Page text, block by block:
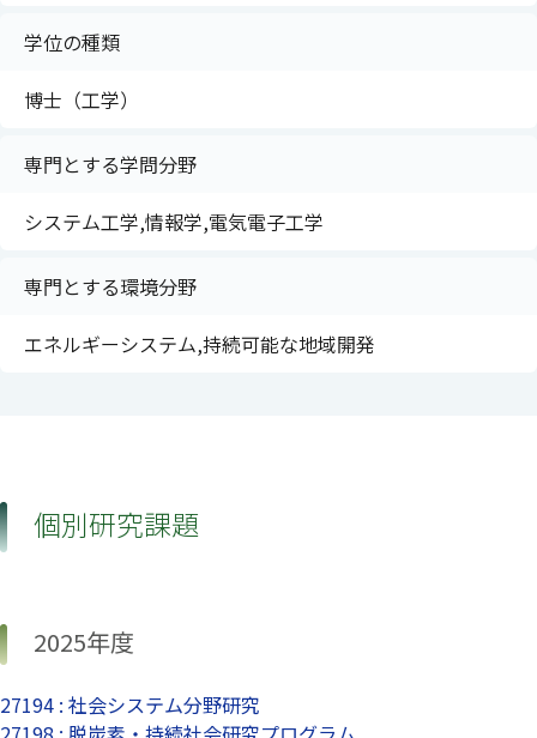
学位の種類
博士（工学）
専門とする学問分野
システム工学,情報学,電気電子工学
専門とする環境分野
エネルギーシステム,持続可能な地域開発
個別研究課題
2025年度
27194 : 社会システム分野研究